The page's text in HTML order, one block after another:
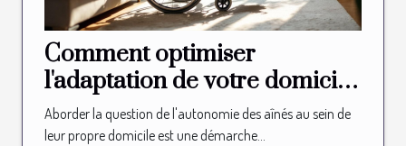
Comment optimiser
l'adaptation de votre domicile
pour l'autonomie des aînés
Aborder la question de l'autonomie des aînés au sein de
leur propre domicile est une démarche...